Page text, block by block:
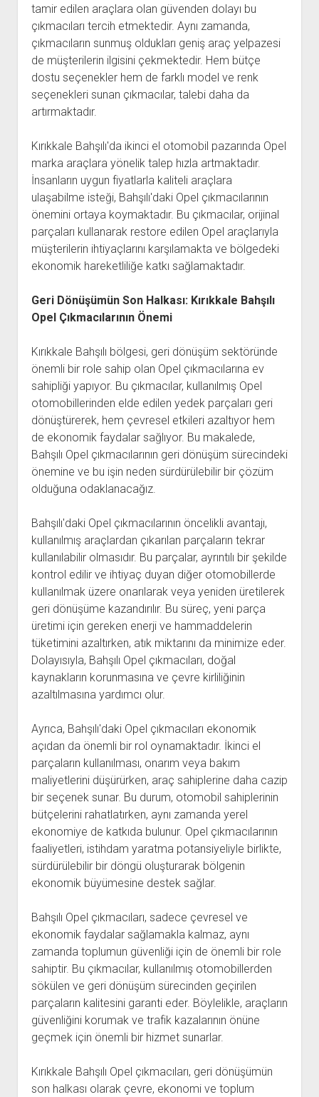
tamir edilen araçlara olan güvenden dolayı bu
çıkmacıları tercih etmektedir. Aynı zamanda,
çıkmacıların sunmuş oldukları geniş araç yelpazesi
de müşterilerin ilgisini çekmektedir. Hem bütçe
dostu seçenekler hem de farklı model ve renk
seçenekleri sunan çıkmacılar, talebi daha da
artırmaktadır.
Kırıkkale Bahşılı'da ikinci el otomobil pazarında Opel
marka araçlara yönelik talep hızla artmaktadır.
İnsanların uygun fiyatlarla kaliteli araçlara
ulaşabilme isteği, Bahşılı'daki Opel çıkmacılarının
önemini ortaya koymaktadır. Bu çıkmacılar, orijinal
parçaları kullanarak restore edilen Opel araçlarıyla
müşterilerin ihtiyaçlarını karşılamakta ve bölgedeki
ekonomik hareketliliğe katkı sağlamaktadır.
Geri Dönüşümün Son Halkası: Kırıkkale Bahşılı
Opel Çıkmacılarının Önemi
Kırıkkale Bahşılı bölgesi, geri dönüşüm sektöründe
önemli bir role sahip olan Opel çıkmacılarına ev
sahipliği yapıyor. Bu çıkmacılar, kullanılmış Opel
otomobillerinden elde edilen yedek parçaları geri
dönüştürerek, hem çevresel etkileri azaltıyor hem
de ekonomik faydalar sağlıyor. Bu makalede,
Bahşılı Opel çıkmacılarının geri dönüşüm sürecindeki
önemine ve bu işin neden sürdürülebilir bir çözüm
olduğuna odaklanacağız.
Bahşılı'daki Opel çıkmacılarının öncelikli avantajı,
kullanılmış araçlardan çıkarılan parçaların tekrar
kullanılabilir olmasıdır. Bu parçalar, ayrıntılı bir şekilde
kontrol edilir ve ihtiyaç duyan diğer otomobillerde
kullanılmak üzere onarılarak veya yeniden üretilerek
geri dönüşüme kazandırılır. Bu süreç, yeni parça
üretimi için gereken enerji ve hammaddelerin
tüketimini azaltırken, atık miktarını da minimize eder.
Dolayısıyla, Bahşılı Opel çıkmacıları, doğal
kaynakların korunmasına ve çevre kirliliğinin
azaltılmasına yardımcı olur.
Ayrıca, Bahşılı'daki Opel çıkmacıları ekonomik
açıdan da önemli bir rol oynamaktadır. İkinci el
parçaların kullanılması, onarım veya bakım
maliyetlerini düşürürken, araç sahiplerine daha cazip
bir seçenek sunar. Bu durum, otomobil sahiplerinin
bütçelerini rahatlatırken, aynı zamanda yerel
ekonomiye de katkıda bulunur. Opel çıkmacılarının
faaliyetleri, istihdam yaratma potansiyeliyle birlikte,
sürdürülebilir bir döngü oluşturarak bölgenin
ekonomik büyümesine destek sağlar.
Bahşılı Opel çıkmacıları, sadece çevresel ve
ekonomik faydalar sağlamakla kalmaz, aynı
zamanda toplumun güvenliği için de önemli bir role
sahiptir. Bu çıkmacılar, kullanılmış otomobillerden
sökülen ve geri dönüşüm sürecinden geçirilen
parçaların kalitesini garanti eder. Böylelikle, araçların
güvenliğini korumak ve trafik kazalarının önüne
geçmek için önemli bir hizmet sunarlar.
Kırıkkale Bahşılı Opel çıkmacıları, geri dönüşümün
son halkası olarak çevre, ekonomi ve toplum